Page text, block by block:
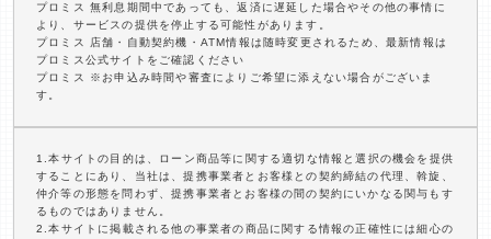
プロミス 無利息期間中であっても、返済に遅延した場合やその他の事情に
より、サービスの提供を停止する可能性があります。
プロミス 店舗・自動契約機・ATM情報は随時変更されるため、最新情報は
プロミス公式サイトをご確認ください
プロミス ※お申込み時間や審査によりご希望に添えない場合がございま
す。
1.本サイトの目的は、ローン商品等に関する適切な情報と選択の機会を提供
することにあり、当社は、提携事業者とお客様との契約締結の代理、斡旋、
仲介等の形態を問わず、提携事業者とお客様の間の契約にいかなる関与もす
るものではありません。
2.本サイトに掲載される他の事業者の商品に関する情報の正確性には細心の